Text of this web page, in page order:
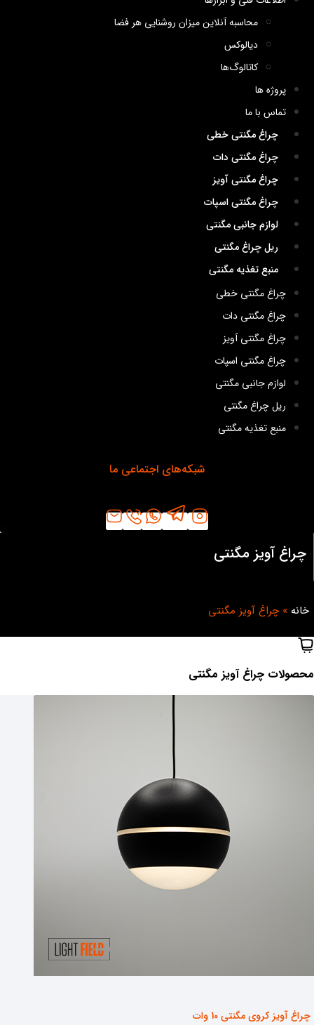
محاسبه آنلاین میزان روشنایی هر فضا
دیالوکس
کاتالوگ‌ها
پروژه ها
تماس با ما
چراغ مگنتی خطی
چراغ مگنتی دات
چراغ مگنتی آویز
چراغ مگنتی اسپات
لوازم جانبی مگنتی
ریل چراغ مگنتی
منبع تغذیه مگنتی
چراغ مگنتی خطی
چراغ مگنتی دات
چراغ مگنتی آویز
چراغ مگنتی اسپات
لوازم جانبی مگنتی
ریل چراغ مگنتی
منبع تغذیه مگنتی
شبکه‌های اجتماعی ما
چراغ آویز مگنتی
خانه »چراغ آویز مگنتی
محصولات ‌چراغ آویز مگنتی
چراغ آویز کروی مگنتی 10 وات